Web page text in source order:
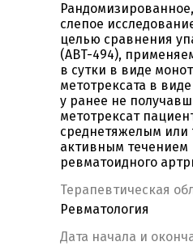
слепое
целью сравнения
(ABT-494),
в сутки в виде
метотрексата в
у ранее не
метотрексат
среднетяжелым или
активным течением
ревматоидного
Терапевтическая
Ревматология
Дата начала и